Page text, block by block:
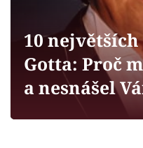
Sledujte prima+
Filmový festival
10
Gotta: Proč
a nesnášel